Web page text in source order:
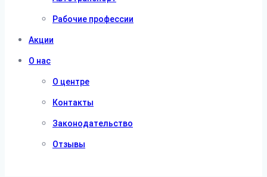
Рабочие профессии
Акции
О нас
О центре
Контакты
Законодательство
Отзывы